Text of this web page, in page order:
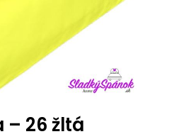
26 žltá